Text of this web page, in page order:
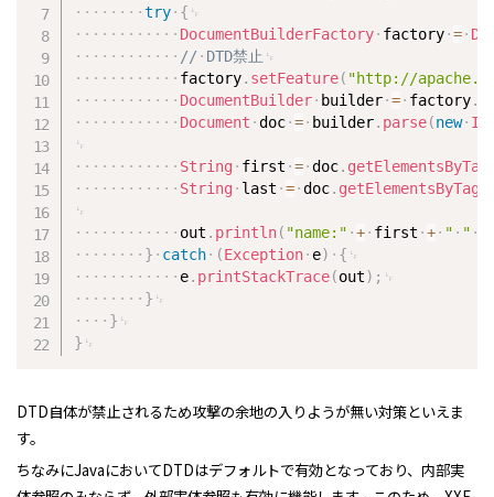
try {
DocumentBuilderFactory factory =
//
DTD禁止
factory. setFeature( "http://
DocumentBuilder
builder = factory.
Document doc = builder. parse(new
String first = doc.
String
last = doc.
out . println( "name:" + first + " "
}
catch (Exception e)
{
e. printStackTrace(out) ;
}
}
}
DTD自体が禁止されるため攻撃の余地の入りようが無い対策といえま
す。
ちなみにJavaにおいてDTDはデフォルトで有効となっており、内部実